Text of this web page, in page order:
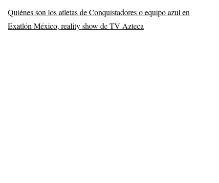
Quiénes son los atletas de Conquistadores o equipo azul en
Exatlón México, reality show de TV Azteca